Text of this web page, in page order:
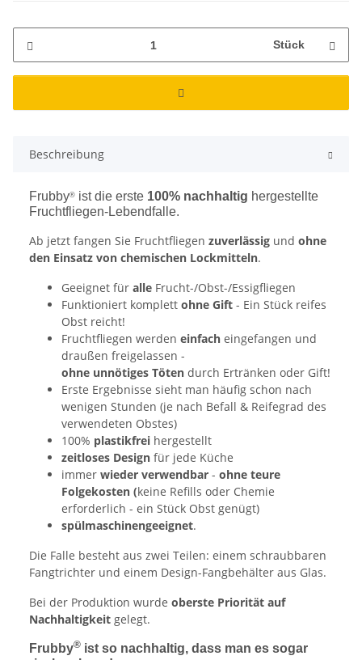
Stück
Beschreibung
Frubby® ist die erste 100% nachhaltig hergestellte
Fruchtfliegen-Lebendfalle.
Ab jetzt fangen Sie Fruchtfliegen zuverlässig und ohne
den Einsatz von chemischen Lockmitteln.
Geeignet für alle Frucht-/Obst-/Essigfliegen
Funktioniert komplett ohne Gift - Ein Stück reifes
Obst reicht!
Fruchtfliegen werden einfach eingefangen und
draußen freigelassen -
ohne unnötiges Töten durch Ertränken oder Gift!
Erste Ergebnisse sieht man häufig schon nach
wenigen Stunden (je nach Befall & Reifegrad des
verwendeten Obstes)
100% plastikfrei hergestellt
zeitloses Design für jede Küche
immer wieder verwendbar - ohne teure
Folgekosten (keine Refills oder Chemie
erforderlich - ein Stück Obst genügt)
spülmaschinengeeignet.
Die Falle besteht aus zwei Teilen: einem schraubbaren
Fangtrichter und einem Design-Fangbehälter aus Glas.
Bei der Produktion wurde oberste Priorität auf
Nachhaltigkeit gelegt.
Frubby® ist so nachhaltig, dass man es sogar